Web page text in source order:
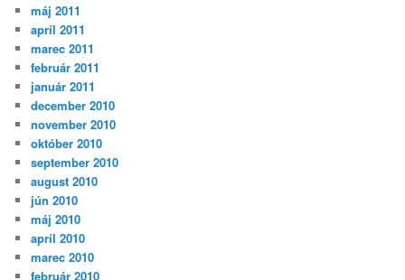
máj 2011
apríl 2011
marec 2011
február 2011
január 2011
december 2010
november 2010
október 2010
september 2010
august 2010
jún 2010
máj 2010
apríl 2010
marec 2010
február 2010